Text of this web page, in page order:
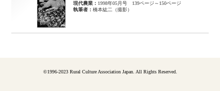
現代農業： 1998年05月号 139ページ～150ページ
執筆者： 橋本紘二（撮影）
©1996-2023 Rural Culture Association Japan. All Rights Reserved.